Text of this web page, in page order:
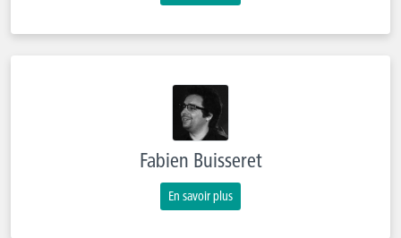
Fabien Buisseret
En savoir plus